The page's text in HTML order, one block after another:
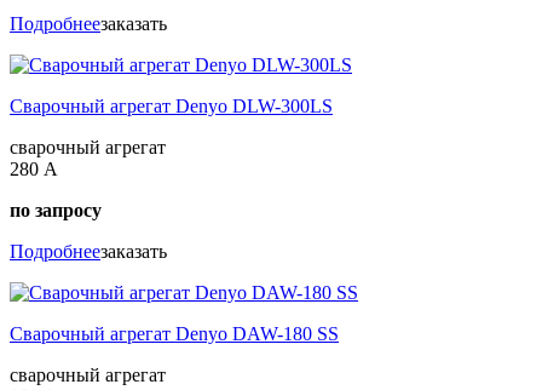
Подробнеезаказать
Сварочный агрегат Denyo DLW-300LS
сварочный агрегат
280 А
по запросу
Подробнеезаказать
Сварочный агрегат Denyo DAW-180 SS
сварочный агрегат